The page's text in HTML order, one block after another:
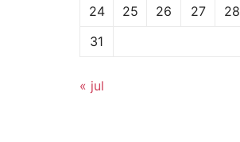
24
25 26 27 28
31
« jul